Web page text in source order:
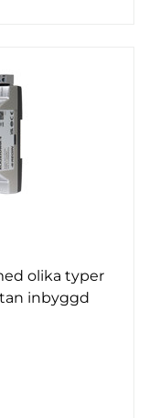
olika typer
inbyggd